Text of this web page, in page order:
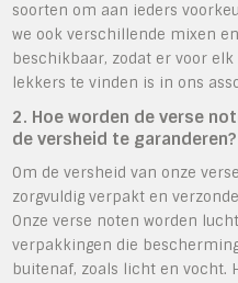
soorten om aan ieders
we ook verschillende mixen
beschikbaar, zodat er voor
lekkers te vinden is in ons
2. Hoe worden de verse
de versheid te garanderen?
Om de versheid van onze
zorgvuldig verpakt en
Onze verse noten worden
verpakkingen die
buitenaf, zoals licht en vocht.